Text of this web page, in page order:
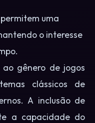
uma
o interesse
gênero de jogos
clássicos de
A inclusão de
a capacidade do